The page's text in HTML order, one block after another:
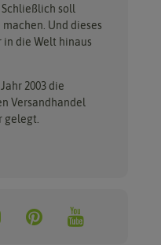
soll
Und dieses
in die Welt hinaus
2003 die
Versandhandel
gelegt.